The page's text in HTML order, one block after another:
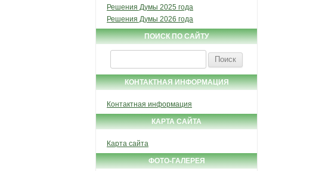
Решения Думы 2025 года
Решения Думы 2026 года
ПОИСК ПО САЙТУ
КОНТАКТНАЯ ИНФОРМАЦИЯ
Контактная информация
КАРТА САЙТА
Карта сайта
ФОТО-ГАЛЕРЕЯ